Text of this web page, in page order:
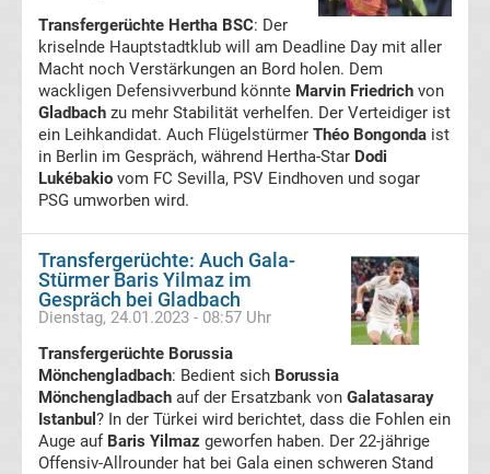
Transfergerüchte
TSG
1899
Transfergerüchte
1860
München
Transfergerüchte Hertha BSC: Der
kriselnde Hauptstadtklub will am Deadline Day mit aller
Macht noch Verstärkungen an Bord holen. Dem
wackligen Defensivverbund könnte Marvin Friedrich von
Gladbach zu mehr Stabilität verhelfen. Der Verteidiger ist
ein Leihkandidat. Auch Flügelstürmer Théo Bongonda ist
in Berlin im Gespräch, während Hertha-Star Dodi
Lukébakio vom FC Sevilla, PSV Eindhoven und sogar
PSG umworben wird.
Transfergerüchte: Auch Gala-
Stürmer Baris Yilmaz im
Gespräch bei Gladbach
Dienstag, 24.01.2023 - 08:57 Uhr
Transfergerüchte Borussia
Mönchengladbach: Bedient sich Borussia
Mönchengladbach auf der Ersatzbank von Galatasaray
Istanbul ? In der Türkei wird berichtet, dass die Fohlen ein
Auge auf Baris Yilmaz geworfen haben. Der 22-jährige
Offensiv-Allrounder hat bei Gala einen schweren Stand